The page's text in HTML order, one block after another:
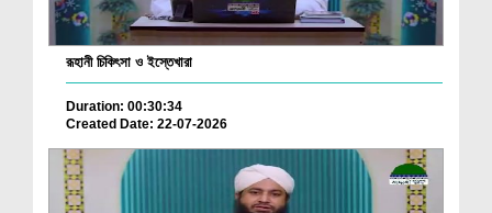
রূহানী চিকিৎসা ও ইস্তেখারা
Duration: 00:30:34
Created Date: 22-07-2026